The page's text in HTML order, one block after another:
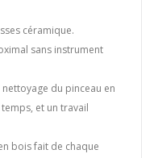
céramique.
sans instrument
du pinceau en
et un travail
bois fait de chaque